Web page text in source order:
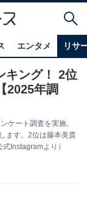
エンタメ リサ
キング！ 2位
2025年調
ケート調査を実施。
ます。2位は藤本美貴
Instagramより）